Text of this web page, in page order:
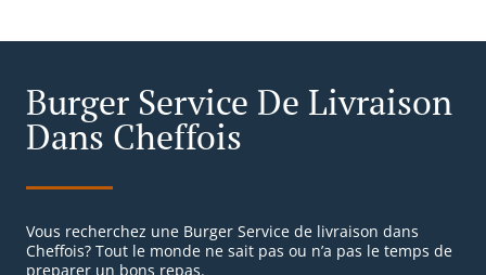
Burger Service De Livraison
Dans Cheffois
Vous recherchez une Burger Service de livraison dans
Cheffois? Tout le monde ne sait pas ou n’a pas le temps de
preparer un bons repas.